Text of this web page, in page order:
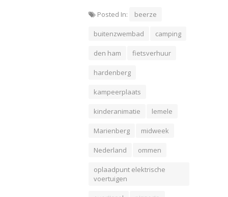
Posted In: beerze
buitenzwembad camping
den ham fietsverhuur
hardenberg
kampeerplaats
kinderanimatie lemele
Marienberg midweek
Nederland ommen
oplaadpunt elektrische
voertuigen